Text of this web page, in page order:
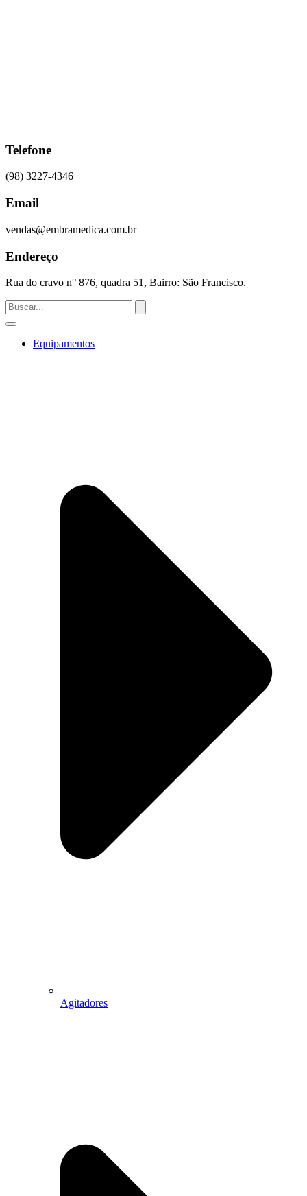
Telefone
(98) 3227-4346
Email
vendas@embramedica.com.br
Endereço
Rua do cravo n° 876, quadra 51, Bairro: São Francisco.
Equipamentos
Agitadores